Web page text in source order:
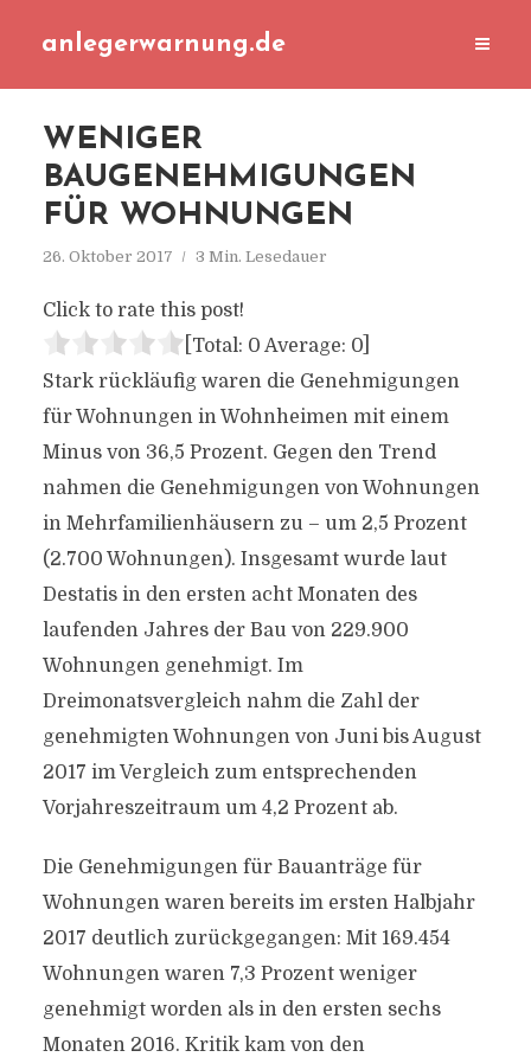
anlegerwarnung.de
WENIGER
BAUGENEHMIGUNGEN
FÜR WOHNUNGEN
26. Oktober 2017 3 Min. Lesedauer
Click to rate this post!
[Total: 0 Average: 0]
Stark rückläufig waren die Genehmigungen
für Wohnungen in Wohnheimen mit einem
Minus von 36,5 Prozent. Gegen den Trend
nahmen die Genehmigungen von Wohnungen
in Mehrfamilienhäusern zu – um 2,5 Prozent
(2.700 Wohnungen). Insgesamt wurde laut
Destatis in den ersten acht Monaten des
laufenden Jahres der Bau von 229.900
Wohnungen genehmigt. Im
Dreimonatsvergleich nahm die Zahl der
genehmigten Wohnungen von Juni bis August
2017 im Vergleich zum entsprechenden
Vorjahreszeitraum um 4,2 Prozent ab.
Die Genehmigungen für Bauanträge für
Wohnungen waren bereits im ersten Halbjahr
2017 deutlich zurückgegangen: Mit 169.454
Wohnungen waren 7,3 Prozent weniger
genehmigt worden als in den ersten sechs
Monaten 2016. Kritik kam von den